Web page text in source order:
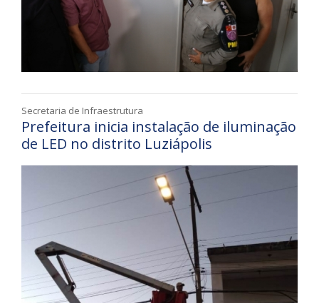
Secretaria de Infraestrutura
Prefeitura inicia instalação de iluminação
de LED no distrito Luziápolis